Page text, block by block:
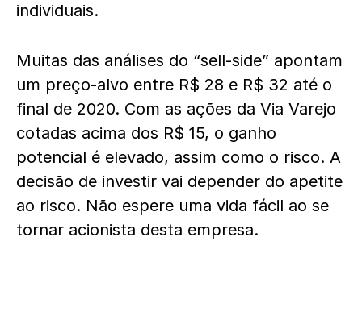
individuais.
Muitas das análises do “sell-side” apontam
um preço-alvo entre R$ 28 e R$ 32 até o
final de 2020. Com as ações da Via Varejo
cotadas acima dos R$ 15, o ganho
potencial é elevado, assim como o risco. A
decisão de investir vai depender do apetite
ao risco. Não espere uma vida fácil ao se
tornar acionista desta empresa.